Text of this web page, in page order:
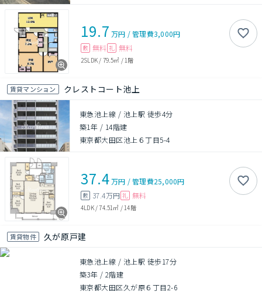
19.7 万円 /管理費3,000円
敷 無料 礼 無料
2SLDK / 79.5㎡ / 1階
賃貸マンション クレストコート池上
東急池上線 / 池上駅 徒歩4分
築1年 / 14階建
東京都大田区池上６丁目5-4
37.4万円 /管理費25,000円
敷 37.4万円 礼 無料
4LDK/74.51㎡ / 14階
賃貸物件 久が原戸建
東急池上線 / 池上駅 徒歩17分
築3年 / 2階建
東京都大田区久が原６丁目2-6